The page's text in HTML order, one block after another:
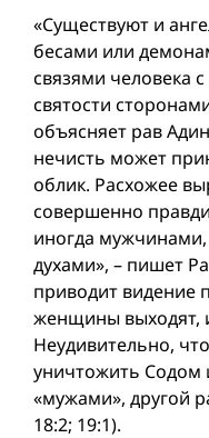
«Существуют и
бесами или
связями человека
святости
объясняет рав
нечисть может
облик. Расхожее
совершенно
иногда
духами», – пишет
приводит видение
женщины выходят,
Неудивительно,
уничтожить Содом
«мужами», другой
18:2; 19:1).